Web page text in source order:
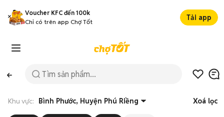
Voucher KFC đến 100k
Chỉ có trên app Chợ Tốt
Tải app
Khu vực: Bình Phước, Huyện Phú Riềng Xoá lọc